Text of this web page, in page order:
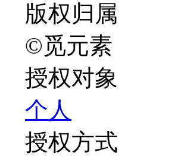
版权归属
©觅元素
授权对象
个人
授权方式